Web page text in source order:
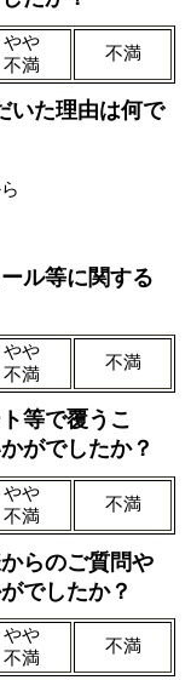
やや
不満
不満
いた理由は何で
ル等に関する
やや
不満
不満
等で覆うこ
がでしたか？
やや
不満
不満
らのご質問や
でしたか？
やや
不満
不満